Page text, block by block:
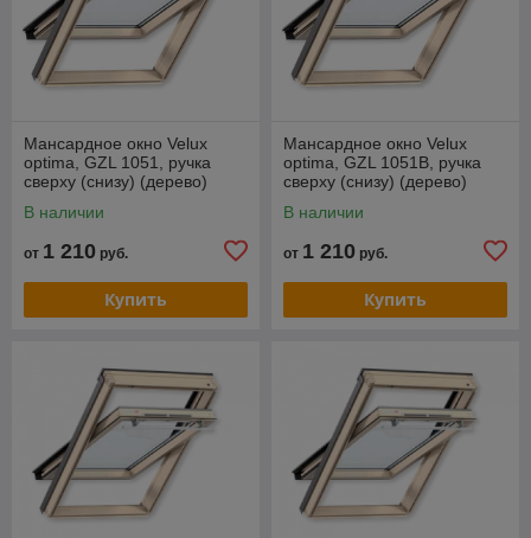
Мансардное окно Velux
optima, GZL 1051, ручка
сверху (снизу) (дерево)
В наличии
от 1 210 руб.
Купить
Мансардное окно Velux
optima, GZL 1051B, ручка
сверху (снизу) (дерево)
В наличии
от 1 210 руб.
Купить